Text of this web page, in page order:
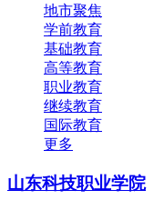
地市聚焦
学前教育
基础教育
高等教育
职业教育
继续教育
国际教育
更多
山东科技职业学院